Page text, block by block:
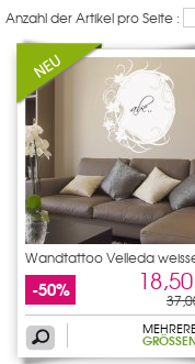
Anzahl der Artikel pro Seite :
Wandtattoo Velleda
-50%
GRÖSSEN